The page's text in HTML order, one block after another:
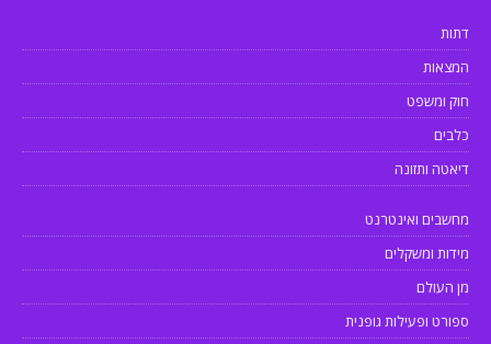
דתות
המצאות
חוק ומשפט
כלבים
דיאטה ותזונה
מחשבים ואינטרנט
מידות ומשקלים
מן העולם
ספורט ופעילות גופנית